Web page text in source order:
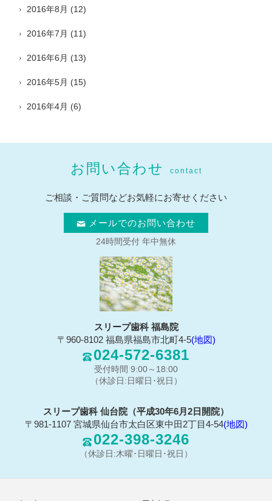
2016年8月 (12)
2016年7月 (11)
2016年6月 (13)
2016年5月 (15)
2016年4月 (6)
お問い合わせ contact
ご相談・ご質問などお気軽にお寄せください
メールでのお問い合わせ
24時間受付 年中無休
スリープ歯科 福島院
〒960-8102 福島県福島市北町4-5(地図)
024-572-6381
受付時間 9:00～18:00
（休診日:日曜日･祝日）
スリープ歯科 仙台院（平成30年6月2日開院）
〒981-1107 宮城県仙台市太白区東中田2丁目4-54(地図)
022-398-3246
（休診日:木曜･日曜日･祝日）